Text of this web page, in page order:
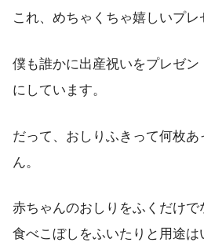
これ、めちゃくちゃ嬉しいプレ
僕も誰かに出産祝いをプレゼン
にしています。
だって、おしりふきって何枚あ
ん。
赤ちゃんのおしりをふくだけで
食べこぼしをふいたりと用途